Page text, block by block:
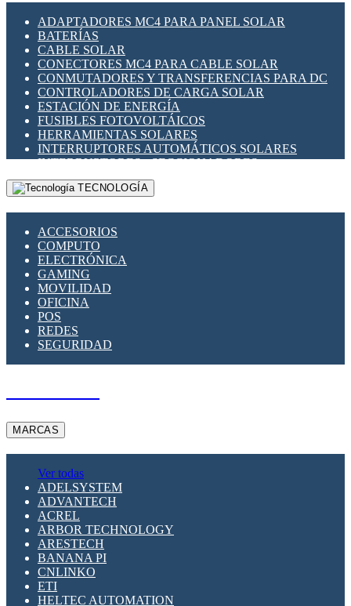
ADAPTADORES MC4 PARA PANEL SOLAR
BATERÍAS
CABLE SOLAR
CONECTORES MC4 PARA CABLE SOLAR
CONMUTADORES Y TRANSFERENCIAS PARA DC
CONTROLADORES DE CARGA SOLAR
ESTACIÓN DE ENERGÍA
FUSIBLES FOTOVOLTÁICOS
HERRAMIENTAS SOLARES
INTERRUPTORES AUTOMÁTICOS SOLARES
INTERRUPTORES - SECCIONADORES
FOTOVOLTÁICOS
MONTAJE PANEL SOLAR
SUPRESOR DE TRANSIENTES SPDS PARA
APLICACIONES FOTOVOLTAICAS
TECNOLOGÍA
ACCESORIOS
COMPUTO
ELECTRÓNICA
GAMING
MOVILIDAD
OFICINA
POS
REDES
SEGURIDAD
MARCAS
Ver todas
ADELSYSTEM
ADVANTECH
ACREL
ARBOR TECHNOLOGY
ARESTECH
BANANA PI
CNLINKO
ETI
HELTEC AUTOMATION